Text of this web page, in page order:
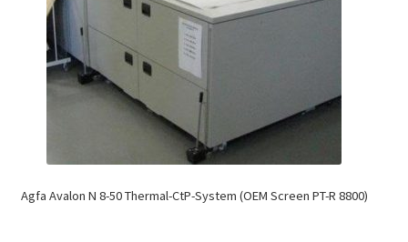
Agfa Avalon N 8-50 Thermal-CtP-System (OEM Screen PT-R 8800)